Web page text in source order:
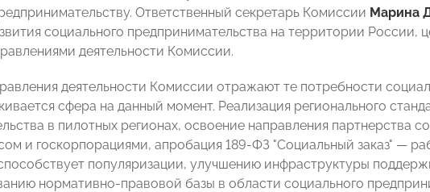
Ответственный секретарь Комиссии Марина
социального предпринимательства на территории России,
деятельности Комиссии.
деятельности Комиссии отражают те потребности
сфера на данный момент. Реализация регионального
в пилотных регионах, освоение направления партнерства
и госкорпорациями, апробация 189-ФЗ "Социальный заказ" —
популяризации, улучшению инфраструктуры
нормативно-правовой базы в области социального